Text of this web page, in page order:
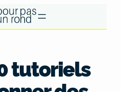
tutoriels